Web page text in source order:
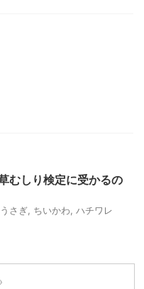
むしり検定に受かるの
うさぎ ちいかわ ハチワレ